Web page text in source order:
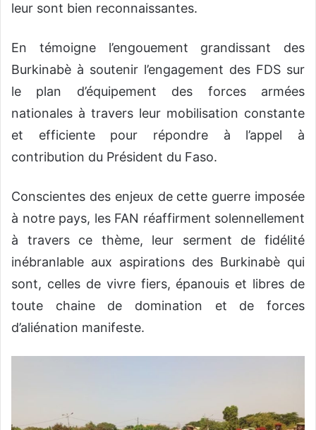
leur sont bien reconnaissantes.
En témoigne l’engouement grandissant des
Burkinabè à soutenir l’engagement des FDS sur
le plan d’équipement des forces armées
nationales à travers leur mobilisation constante
et efficiente pour répondre à l’appel à
contribution du Président du Faso.
Conscientes des enjeux de cette guerre imposée
à notre pays, les FAN réaffirment solennellement
à travers ce thème, leur serment de fidélité
inébranlable aux aspirations des Burkinabè qui
sont, celles de vivre fiers, épanouis et libres de
toute chaine de domination et de forces
d’aliénation manifeste.